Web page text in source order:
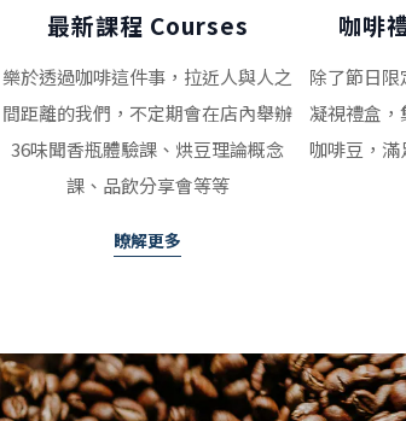
最新課程 Courses
樂於透過咖啡這件事，拉近人與人之
間距離的我們，不定期會在店內舉辦
36味聞香瓶體驗課、烘豆理論概念
課、品飲分享會等等
瞭解更多
咖啡
除了節日
凝視禮盒，
咖啡豆，